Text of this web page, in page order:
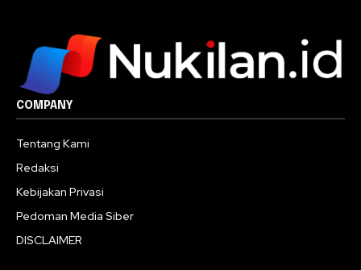
COMPANY
Tentang Kami
Redaksi
Kebijakan Privasi
Pedoman Media Siber
DISCLAIMER